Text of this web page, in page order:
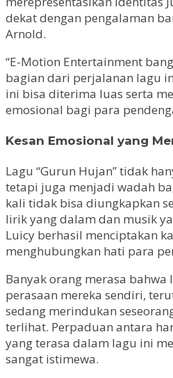
dekat dengan pengalaman
Arnold.
“E-Motion Entertainment
bagian dari perjalanan lagu
ini bisa diterima luas serta
emosional bagi para
Kesan Emosional yang
Lagu “Gurun Hujan” tidak
tetapi juga menjadi wadah
kali tidak bisa diungkapkan
lirik yang dalam dan musik
Luicy berhasil menciptakan
menghubungkan hati para
Banyak orang merasa
perasaan mereka sendiri,
sedang merindukan
terlihat. Perpaduan antara
yang terasa dalam lagu ini
sangat istimewa.